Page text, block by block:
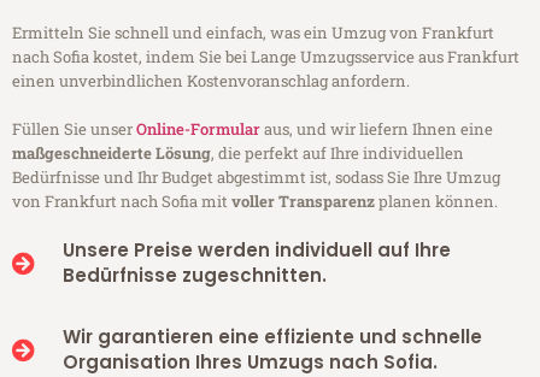
Ermitteln Sie schnell und einfach, was ein Umzug von Frankfurt
nach Sofia kostet, indem Sie bei Lange Umzugsservice aus Frankfurt
einen unverbindlichen Kostenvoranschlag anfordern.
Füllen Sie unserOnline-Formularaus, und wir liefern Ihnen eine
maßgeschneiderte Lösung, die perfekt auf Ihre individuellen
Bedürfnisse und Ihr Budget abgestimmt ist, sodass Sie Ihre Umzug
von Frankfurt nach Sofia mitvoller Transparenzplanen können.
Unsere Preise werden individuell auf Ihre
Bedürfnisse zugeschnitten.
Wir garantieren eine effiziente und schnelle
Organisation Ihres Umzugs nach Sofia.